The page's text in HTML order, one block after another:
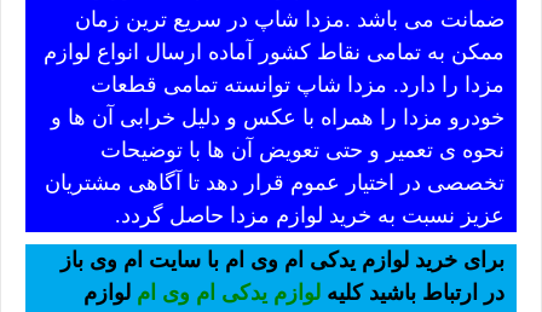
ضمانت می باشد .مزدا شاپ در سریع ترین زمان
ممکن به تمامی نقاط کشور آماده ارسال انواع لوازم
مزدا را دارد. مزدا شاپ توانسته تمامی قطعات
خودرو مزدا را همراه با عکس و دلیل خرابی آن ها و
نحوه ی تعمیر و حتی تعویض آن ها با توضیحات
تخصصی در اختیار عموم قرار دهد تا آگاهی مشتریان
عزیز نسبت به خرید لوازم مزدا حاصل گردد.
برای خرید لوازم یدکی ام وی ام با سایت ام وی باز
در ارتباط باشید کلیه لوازم یدکی ام وی ام لوازم